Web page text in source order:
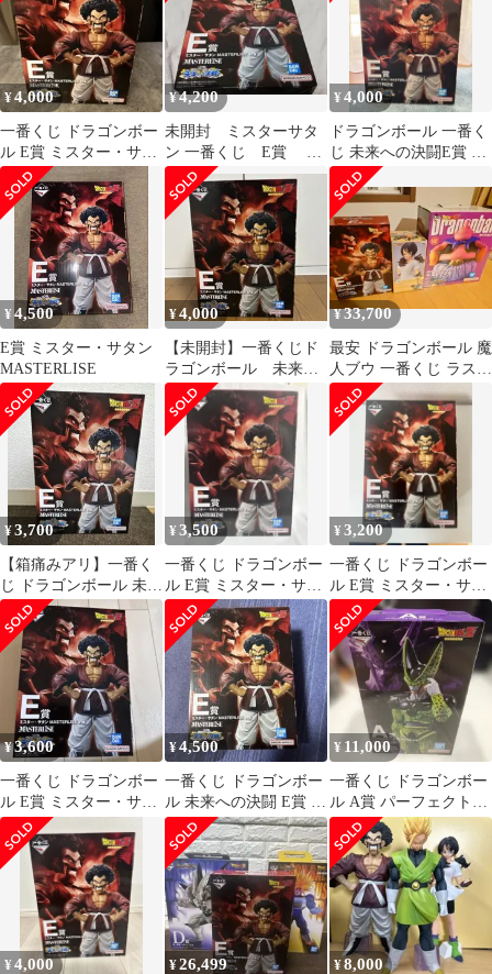
¥4,000
一番くじ ドラゴンボー
ル E賞 ミスター・サタ
ン フィギュア
¥4,200
未開封 ミスターサタ
ン 一番くじ E賞 フ
ィギュア
¥4,000
ドラゴンボール 一番く
じ 未来への決闘E賞 ミ
スター・サタン
¥4,500
E賞 ミスター・サタン
MASTERLISE
¥4,000
【未開封】一番くじド
ラゴンボール 未来へ
の決闘 E賞ミスタ
ー・サタン
¥33,700
最安 ドラゴンボール 魔
人ブウ 一番くじ ラスト
ワン 3体セット
¥3,700
【箱痛みアリ】一番く
じ ドラゴンボール 未来
への決闘 E賞
¥3,500
一番くじ ドラゴンボー
ル E賞 ミスター・サタ
ン フィギュア
¥3,200
一番くじ ドラゴンボー
ル E賞 ミスター・サタ
ン MASTERLISE
¥3,600
一番くじ ドラゴンボー
ル E賞 ミスター・サタ
ン MASTERLISE
¥4,500
一番くじ ドラゴンボー
ル 未来への決闘 E賞 ミ
スター・サタン
¥ 11,000
一番くじ ドラゴンボー
ル A賞 パーフェクトセ
ル フィギュア
¥4,000 ¥26,499 ¥8,000